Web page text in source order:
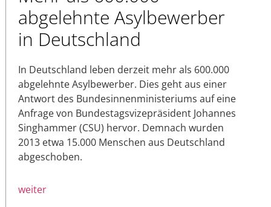
abgelehnte Asylbewerber
in Deutschland
In Deutschland leben derzeit mehr als 600.000
abgelehnte Asylbewerber. Dies geht aus einer
Antwort des Bundesinnenministeriums auf eine
Anfrage von Bundestagsvizepräsident Johannes
Singhammer (CSU) hervor. Demnach wurden
2013 etwa 15.000 Menschen aus Deutschland
abgeschoben.
weiter